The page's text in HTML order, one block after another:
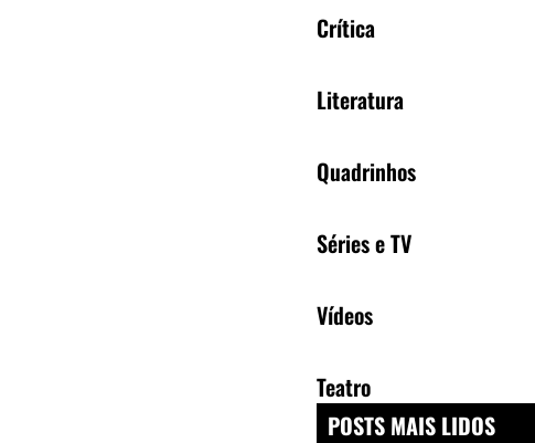
Crítica
Literatura
Quadrinhos
Séries e TV
Vídeos
Teatro
POSTS MAIS LIDOS